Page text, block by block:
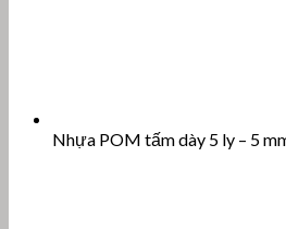
Nhựa POM tấm dày 5 ly – 5